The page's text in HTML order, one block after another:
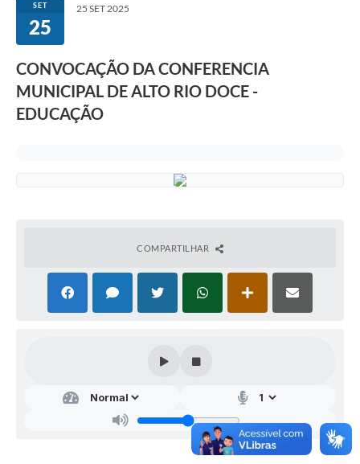
SET
25
25 SET 2025
CONVOCAÇÃO DA CONFERENCIA
MUNICIPAL DE ALTO RIO DOCE -
EDUCAÇÃO
COMPARTILHAR